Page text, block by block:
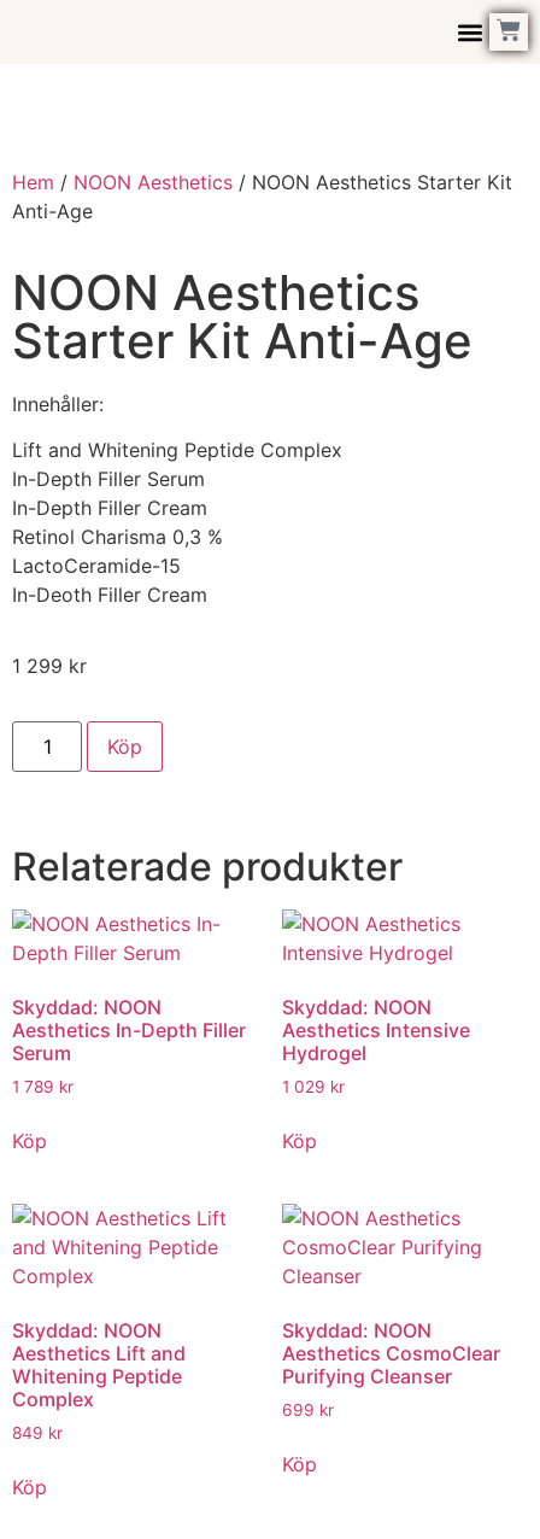
Hem / NOON Aesthetics / NOON Aesthetics Starter Kit
Anti-Age
NOON Aesthetics
Starter Kit Anti-Age
Innehåller:
Lift and Whitening Peptide Complex
In-Depth Filler Serum
In-Depth Filler Cream
Retinol Charisma 0,3 %
LactoCeramide-15
In-Deoth Filler Cream
1 299 kr
Köp
Relaterade produkter
Skyddad: NOON
Aesthetics In-Depth Filler
Serum
1 789 kr
Köp
Skyddad: NOON
Aesthetics Intensive
Hydrogel
1 029 kr
Köp
Skyddad: NOON
Aesthetics Lift and
Whitening Peptide
Complex
849 kr
Köp
Skyddad: NOON
Aesthetics CosmoClear
Purifying Cleanser
699 kr
Köp